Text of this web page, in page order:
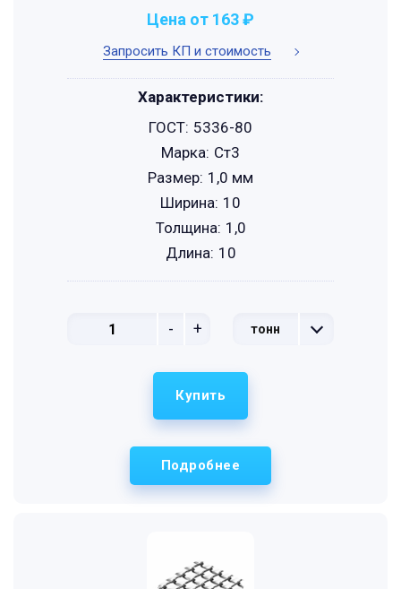
Запросить КП и стоимость
Цена от 163 ₽
- + тонн
Характеристики:
ГОСТ: 5336-80
Марка: Ст3
Размер: 1,0 мм
Ширина: 10
Толщина: 1,0
Длина: 10
Подробнее
Купить